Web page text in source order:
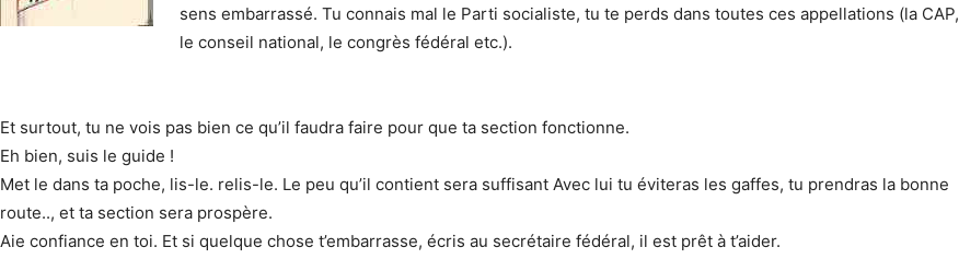
sens embarrassé. Tu connais mal le Parti socialiste, tu te perds dans toutes ces appellations (la CAP,
le conseil national, le congrès fédéral etc.).
Et surtout, tu ne vois pas bien ce qu’il faudra faire pour que ta section fonctionne.
Eh bien, suis le guide !
Met le dans ta poche, lis-le. relis-le. Le peu qu’il contient sera suffisant Avec lui tu éviteras les gaffes, tu prendras la bonne
route.., et ta section sera prospère.
Aie confiance en toi. Et si quelque chose t’embarrasse, écris au secrétaire fédéral, il est prêt à t’aider.